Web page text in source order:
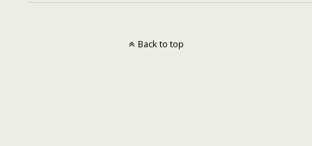
Back to top